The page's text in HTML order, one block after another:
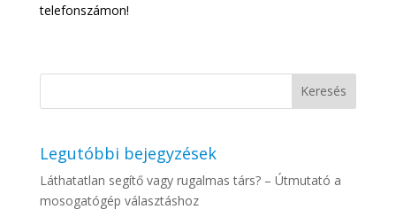
telefonszámon!
Legutóbbi bejegyzések
Láthatatlan segítő vagy rugalmas társ? – Útmutató a
mosogatógép választáshoz